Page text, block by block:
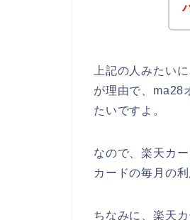
上記の人みたい
が理由で、ma28
たいですよ。
なので、楽天カ
カードの毎月の
ちなみに、楽天